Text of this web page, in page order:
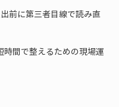
前に第三者目線で読み直
時間で整えるための現場運